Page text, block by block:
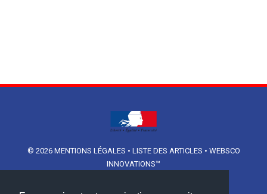
© 2026 MENTIONS LÉGALES • LISTE DES ARTICLES • WEBSCO
INNOVATIONS™